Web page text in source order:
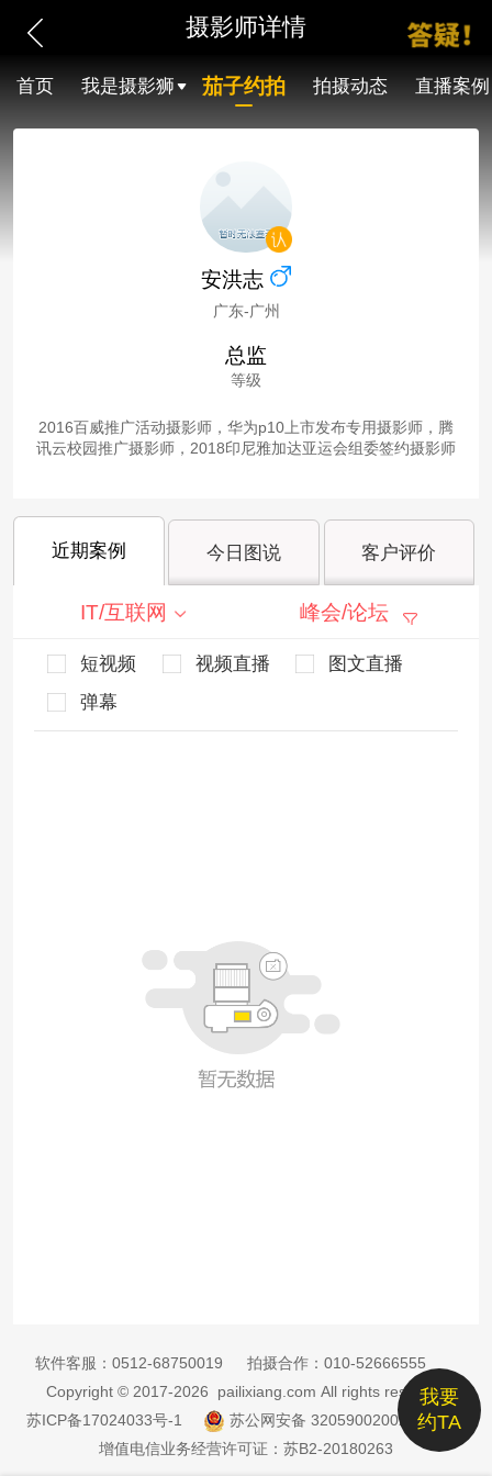
摄影师详情
首页 我是摄影狮 茄子约拍 拍摄动态 直播案例
安洪志
广东-广州
总监
等级
2016百威推广活动摄影师，华为p10上市发布专用摄影师，腾
讯云校园推广摄影师，2018印尼雅加达亚运会组委签约摄影师
近期案例 今日图说 客户评价
IT/互联网 峰会/论坛
短视频 视频直播
图文直播
弹幕
我要
约TA
软件客服： 0512-68750019 拍摄合作： 010-52666555
Copyright © 2017-2026 pailixiang.com All rights reserved
苏ICP备17024033号-1
苏公网安备 32059002002885号
增值电信业务经营许可证：苏B2-20180263